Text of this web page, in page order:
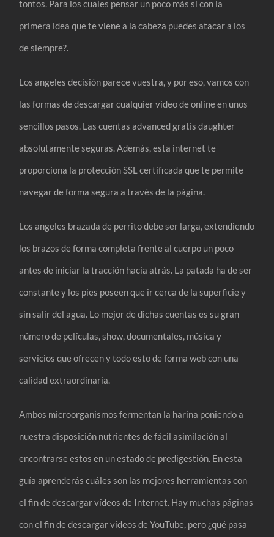
tontos. Para los cuales pensar un poco más si con la
primera idea que te viene a la cabeza puedes atacar a los
de siempre?.
Los angeles decisión parece vuestra, y por eso, vamos con
las formas de descargar cualquier vídeo de online en unos
sencillos pasos. Las cuentas advanced gratis daughter
absolutamente seguras. Además, esta internet te
proporciona la protección SSL certificada que te permite
navegar de forma segura a través de la página.
Los angeles brazada de perrito debe ser larga, extendiendo
los brazos de forma completa frente al cuerpo un poco
antes de iniciar la tracción hacia atrás. La patada ha de ser
constante y los pies poseen que ir cerca de la superficie y
sin salir del agua. Lo mejor de dichas cuentas es su gran
número de películas, show, documentales, música y
servicios que ofrecen y todo esto de forma web con una
calidad extraordinaria.
Ambos microorganismos fermentan la harina poniendo a
nuestra disposición nutrientes de fácil asimilación al
encontrarse estos en un estado de predigestión. En esta
guía aprenderás cuáles son las mejores herramientas con
el fin de descargar vídeos de Internet. Hay muchas páginas
con el fin de descargar vídeos de YouTube, pero ¿qué pasa